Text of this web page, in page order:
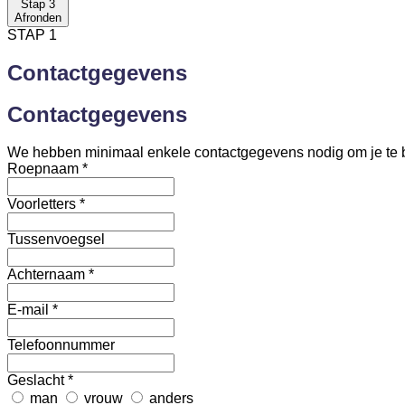
Stap 3
Afronden
STAP 1
Contactgegevens
Contactgegevens
We hebben minimaal enkele contactgegevens nodig om je te
Roepnaam *
Voorletters *
Tussenvoegsel
Achternaam *
E-mail *
Telefoonnummer
Geslacht*
man
vrouw
anders